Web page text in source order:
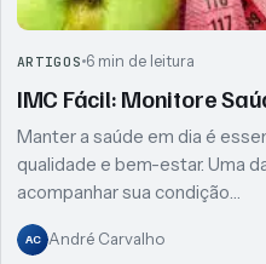
ARTIGOS 6 min de leitura
IMC Fácil: Monitore
Manter a saúde em dia é
qualidade e bem-estar. Uma
acompanhar sua condição…
AC André Carvalho